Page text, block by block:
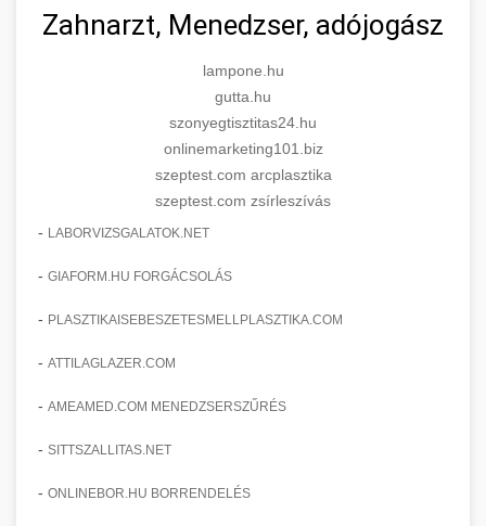
Zahnarzt, Menedzser, adójogász
lampone.hu
gutta.hu
szonyegtisztitas24.hu
onlinemarketing101.biz
szeptest.com arcplasztika
szeptest.com zsírleszívás
- LABORVIZSGALATOK.NET
- GIAFORM.HU FORGÁCSOLÁS
- PLASZTIKAISEBESZETESMELLPLASZTIKA.COM
- ATTILAGLAZER.COM
- AMEAMED.COM MENEDZSERSZŰRÉS
- SITTSZALLITAS.NET
- ONLINEBOR.HU BORRENDELÉS